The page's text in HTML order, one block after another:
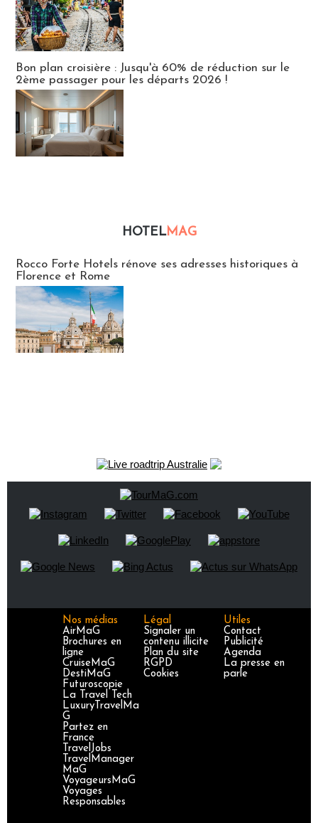
Bon plan croisière : Jusqu'à 60% de réduction sur le
2ème passager pour les départs 2026 !
HOTELMAG
Rocco Forte Hotels rénove ses adresses historiques à
Florence et Rome
Nos médias
AirMaG
Brochures en
ligne
CruiseMaG
DestiMaG
Futuroscopie
La Travel Tech
LuxuryTravelMa
G
Partez en
France
TravelJobs
TravelManager
MaG
VoyageursMaG
Voyages
Responsables
Légal
Signaler un
contenu illicite
Plan du site
RGPD
Cookies
Utiles
Contact
Publicité
Agenda
La presse en
parle